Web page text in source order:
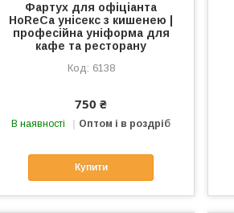
Фартух для офіціанта
HoReCa унісекс з кишенею |
професійна уніформа для
кафе та ресторану
6138
750 ₴
В наявності Оптом і в роздріб
Купити